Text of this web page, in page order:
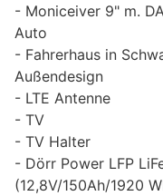
Moniceiver 9" m.
Auto
Fahrerhaus in
Außendesign
LTE Antenne
TV
TV Halter
Dörr Power LFP
(12,8V/150Ah/1920